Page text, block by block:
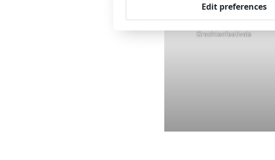
Ideale Lage: In der Nähe der freien
Grachtenfestivals
Edit preferences